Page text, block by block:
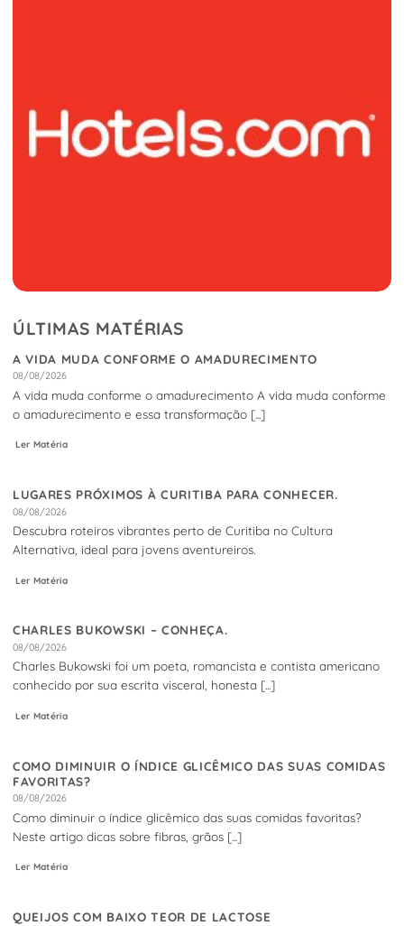
ÚLTIMAS MATÉRIAS
A VIDA MUDA CONFORME O AMADURECIMENTO
08/08/2026
A vida muda conforme o amadurecimento A vida muda conforme
o amadurecimento e essa transformação [...]
Ler Matéria
LUGARES PRÓXIMOS À CURITIBA PARA CONHECER.
08/08/2026
Descubra roteiros vibrantes perto de Curitiba no Cultura
Alternativa, ideal para jovens aventureiros.
Ler Matéria
CHARLES BUKOWSKI – CONHEÇA.
08/08/2026
Charles Bukowski foi um poeta, romancista e contista americano
conhecido por sua escrita visceral, honesta [...]
Ler Matéria
COMO DIMINUIR O ÍNDICE GLICÊMICO DAS SUAS COMIDAS
FAVORITAS?
08/08/2026
Como diminuir o índice glicêmico das suas comidas favoritas?
Neste artigo dicas sobre fibras, grãos [...]
Ler Matéria
QUEIJOS COM BAIXO TEOR DE LACTOSE